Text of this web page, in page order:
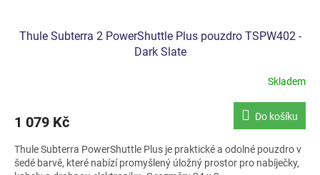
Thule Subterra 2 PowerShuttle Plus pouzdro TSPW402 -
Dark Slate
Skladem
1 079 Kč Do košíku
Thule Subterra PowerShuttle Plus je praktické a odolné pouzdro v
šedé barvě, které nabízí promyšlený úložný prostor pro nabíječky,